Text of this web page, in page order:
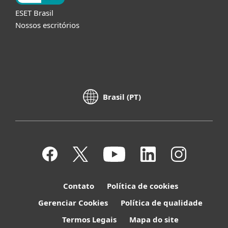
ESET Brasil
Nossos escritórios
Brasil (PT)
Contato
Política de cookies
Gerenciar Cookies
Política de qualidade
Termos Legais
Mapa do site